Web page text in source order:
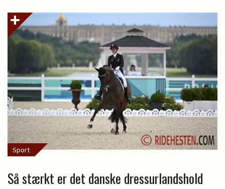
Sport
Så stærkt er det danske dressurlandshold